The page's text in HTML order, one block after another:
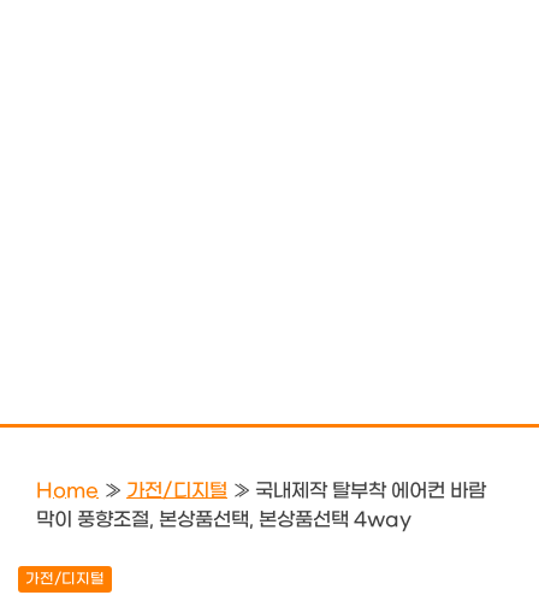
Home » 가전/디지털 » 국내제작 탈부착 에어컨 바람
막이 풍향조절, 본상품선택, 본상품선택 4way
가전/디지털